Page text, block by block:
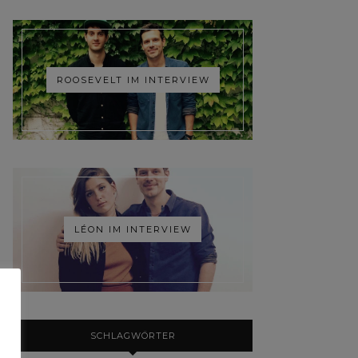
ROOSEVELT IM INTERVIEW
LÉON IM INTERVIEW
SCHLAGWÖRTER